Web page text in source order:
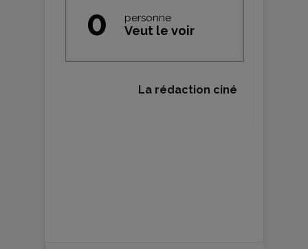
0 personne
Veut le voir
La rédaction ciné